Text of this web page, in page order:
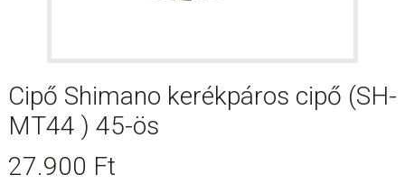
Cipő Shimano kerékpáros cipő (SH-
MT44 ) 45-ös
27.900 Ft